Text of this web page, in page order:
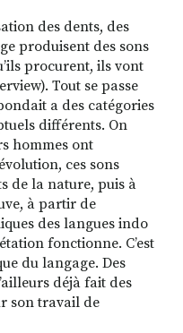
des dents, des
produisent des sons
procurent, ils vont
Tout se passe
a des catégories
différents. On
hommes ont
ces sons
de la nature, puis à
à partir de
des langues indo
fonctionne. C’est
du langage. Des
déjà fait des
son travail de